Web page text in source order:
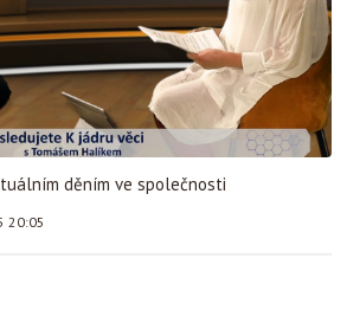
děním ve společnosti
20:05